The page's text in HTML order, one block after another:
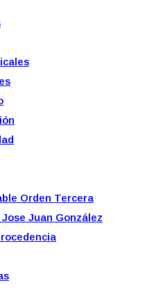
Orden Tercera
Juan González